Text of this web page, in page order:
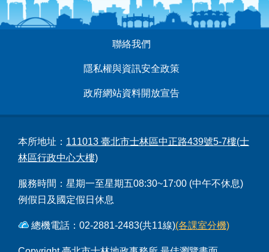
聯絡我們
隱私權與資訊安全政策
政府網站資料開放宣告
本所地址： 111013 臺北市士林區中正路439號5-7樓(士
林區行政中心大樓)
服務時間：星期一至星期五08:30~17:00 (中午不休息)
例假日及國定假日休息
總機電話：02-2881-2483(共11線)(各課室分機)